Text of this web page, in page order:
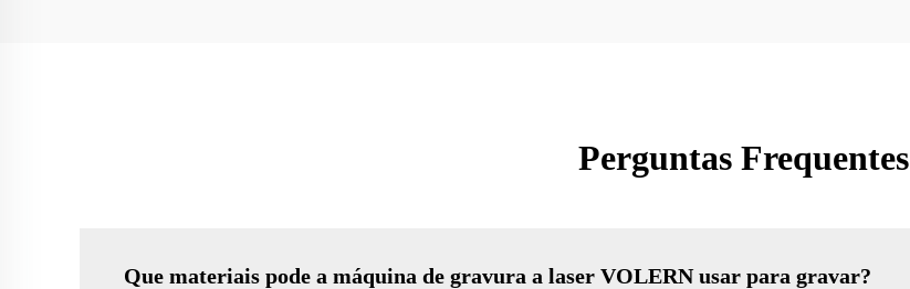
Perguntas Frequentes
Que materiais pode a máquina de gravura a laser VOLERN usar para gravar?